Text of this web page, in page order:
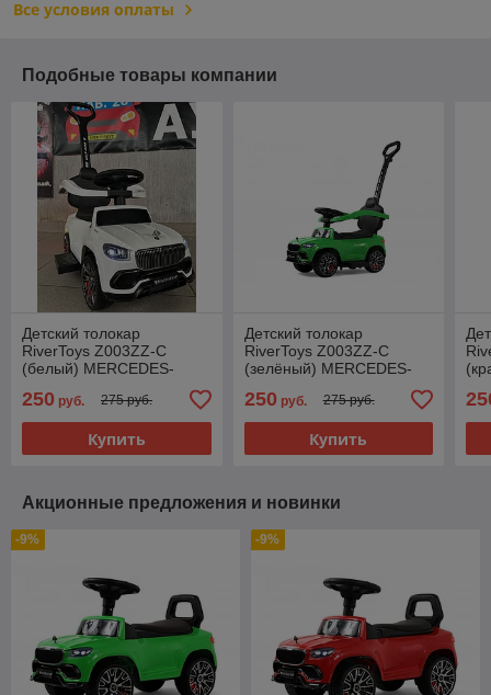
Все условия оплаты
Подобные товары компании
Детский толокар
RiverToys Z003ZZ-C
(белый) MERCEDES-
BENZ MAYBACH GLS600
250 руб. 275 руб.
Купить
Детский толокар
RiverToys Z003ZZ-C
(зелёный) MERCEDES-
BENZ MAYBACH GLS600
250 руб. 275 руб.
Купить
Акционные предложения и новинки
-9% -9%